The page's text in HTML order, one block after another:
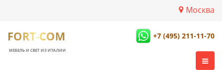
Москва
FORT-COM
МЕБЕЛЬ И СВЕТ ИЗ ИТАЛИИ
+7 (495) 211-11-70